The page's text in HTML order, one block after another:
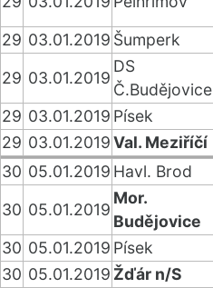
29 03.01.2019 Šumperk
29 03.01.2019
DS
Č.Budějovice
29 03.01.2019 Písek
29 03.01.2019Val. Meziříčí
30 05.01.2019 Havl. Brod
30 05.01.2019
Mor.
Budějovice
30 05.01.2019 Písek
30 05.01.2019 Žďár n/S